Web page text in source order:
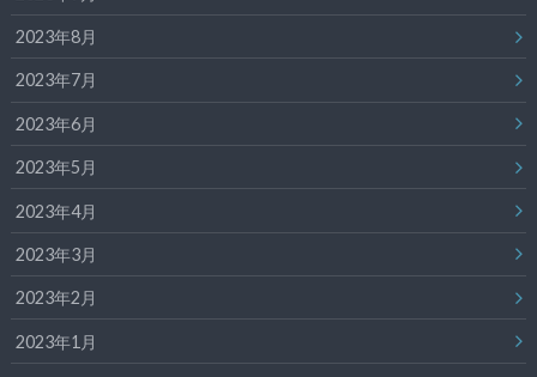
2023年8月
2023年7月
2023年6月
2023年5月
2023年4月
2023年3月
2023年2月
2023年1月